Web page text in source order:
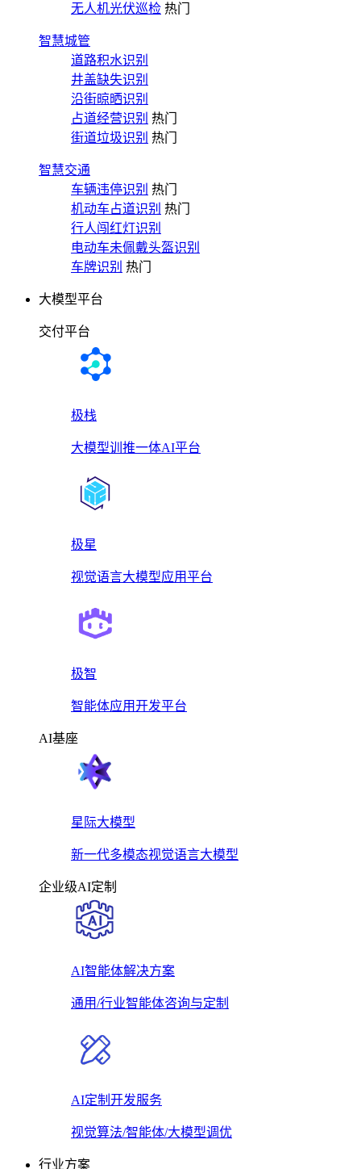
无人机光伏巡检 热门
智慧城管
道路积水识别
井盖缺失识别
沿街晾晒识别
占道经营识别 热门
街道垃圾识别 热门
智慧交通
车辆违停识别 热门
机动车占道识别 热门
行人闯红灯识别
电动车未佩戴头盔识别
车牌识别 热门
大模型平台
交付平台
极栈
大模型训推一体AI平台
极星
视觉语言大模型应用平台
极智
智能体应用开发平台
AI基座
星际大模型
新一代多模态视觉语言大模型
企业级AI定制
AI智能体解决方案
通用/行业智能体咨询与定制
AI定制开发服务
视觉算法/智能体/大模型调优
行业方案